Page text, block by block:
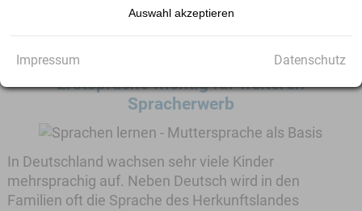
Familien unterstützen kann.
Erstsprache wichtig für weiteren
Spracherwerb
In Deutschland wachsen sehr viele Kinder
mehrsprachig auf. Neben Deutsch wird in den
Familien oft die Sprache des Herkunftslandes
Auswahl akzeptieren
Impressum Datenschutz